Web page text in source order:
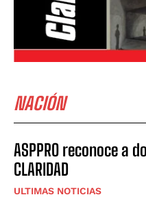
NACIÓN
ASPPRO reconoce a
CLARIDAD
ULTIMAS NOTICIAS